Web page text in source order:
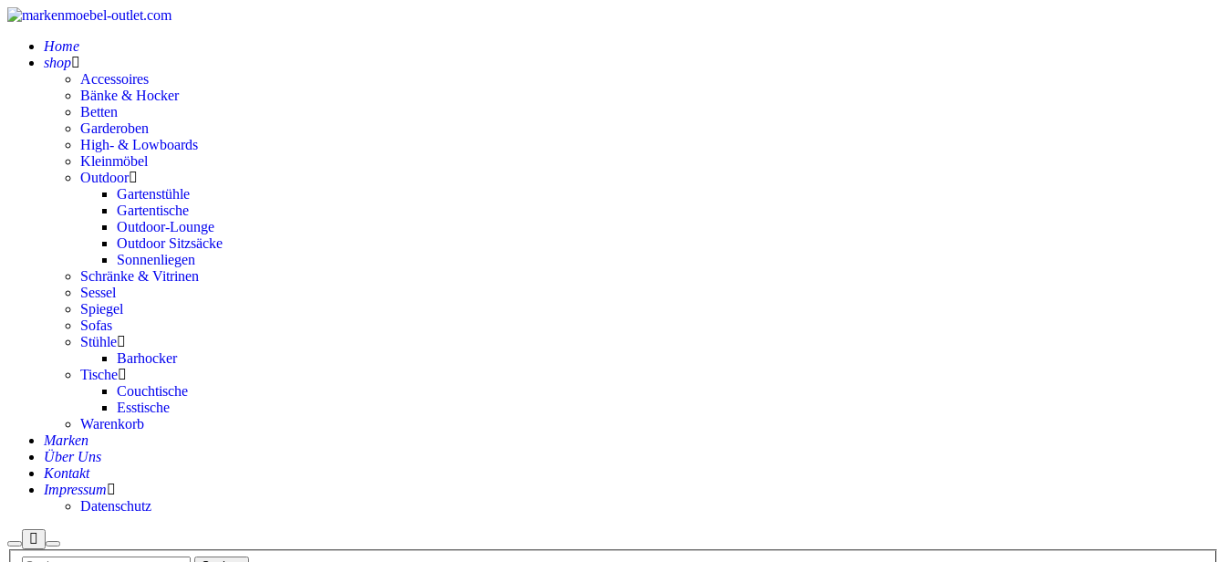
Home
shop
Accessoires
Bänke & Hocker
Betten
Garderoben
High- & Lowboards
Kleinmöbel
Outdoor
Gartenstühle
Gartentische
Outdoor-Lounge
Outdoor Sitzsäcke
Sonnenliegen
Schränke & Vitrinen
Sessel
Spiegel
Sofas
Stühle
Barhocker
Tische
Couchtische
Esstische
Warenkorb
Marken
Über Uns
Kontakt
Impressum
Datenschutz